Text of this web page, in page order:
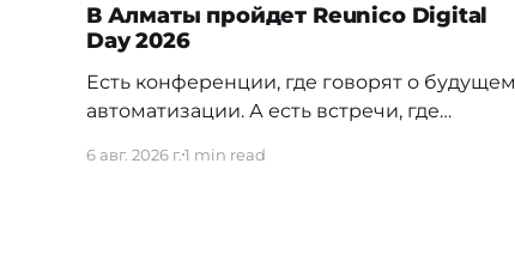
В Алматы пройдет Reunico Digital
Day 2026
Есть конференции, где говорят о будущем
автоматизации. А есть встречи, где
внутри реальных компаний. 24 сентября в
6 авг. 2026 г.1 min read